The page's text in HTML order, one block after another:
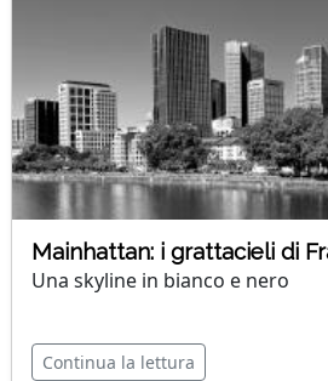
Mainhattan: i grattacieli di
Una skyline in bianco e nero
Continua la lettura